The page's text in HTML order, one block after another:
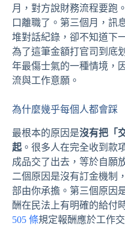
月，對方說財務流程要跑
口離職了。第三個月，訊
堆對話紀錄，卻不知道下
為了這筆金額打官司到底
年最傷士氣的一種情境，
流與工作意願。
為什麼幾乎每個人都會踩
最根本的原因是沒有把「
起 。很多人在完全收到款
成品交了出去，等於自願
二個原因是沒有訂金機制
部由你承擔。第三個原因
酬在民法上有明確的給付
505 條規定報酬應於工作